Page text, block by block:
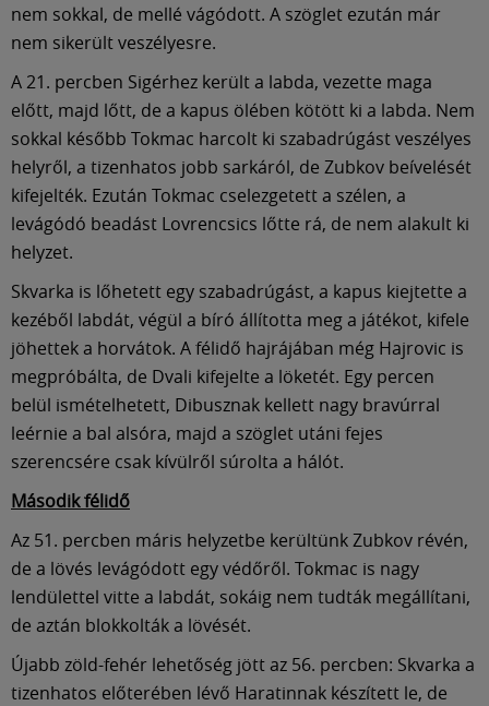
nem sokkal, de mellé vágódott. A szöglet ezután már
nem sikerült veszélyesre.
A 21. percben Sigérhez került a labda, vezette maga
előtt, majd lőtt, de a kapus ölében kötött ki a labda. Nem
sokkal később Tokmac harcolt ki szabadrúgást veszélyes
helyről, a tizenhatos jobb sarkáról, de Zubkov beívelését
kifejelték. Ezután Tokmac cselezgetett a szélen, a
levágódó beadást Lovrencsics lőtte rá, de nem alakult ki
helyzet.
Skvarka is lőhetett egy szabadrúgást, a kapus kiejtette a
kezéből labdát, végül a bíró állította meg a játékot, kifele
jöhettek a horvátok. A félidő hajrájában még Hajrovic is
megpróbálta, de Dvali kifejelte a löketét. Egy percen
belül ismételhetett, Dibusznak kellett nagy bravúrral
leérnie a bal alsóra, majd a szöglet utáni fejes
szerencsére csak kívülről súrolta a hálót.
Második félidő
Az 51. percben máris helyzetbe kerültünk Zubkov révén,
de a lövés levágódott egy védőről. Tokmac is nagy
lendülettel vitte a labdát, sokáig nem tudták megállítani,
de aztán blokkolták a lövését.
Újabb zöld-fehér lehetőség jött az 56. percben: Skvarka a
tizenhatos előterében lévő Haratinnak készített le, de